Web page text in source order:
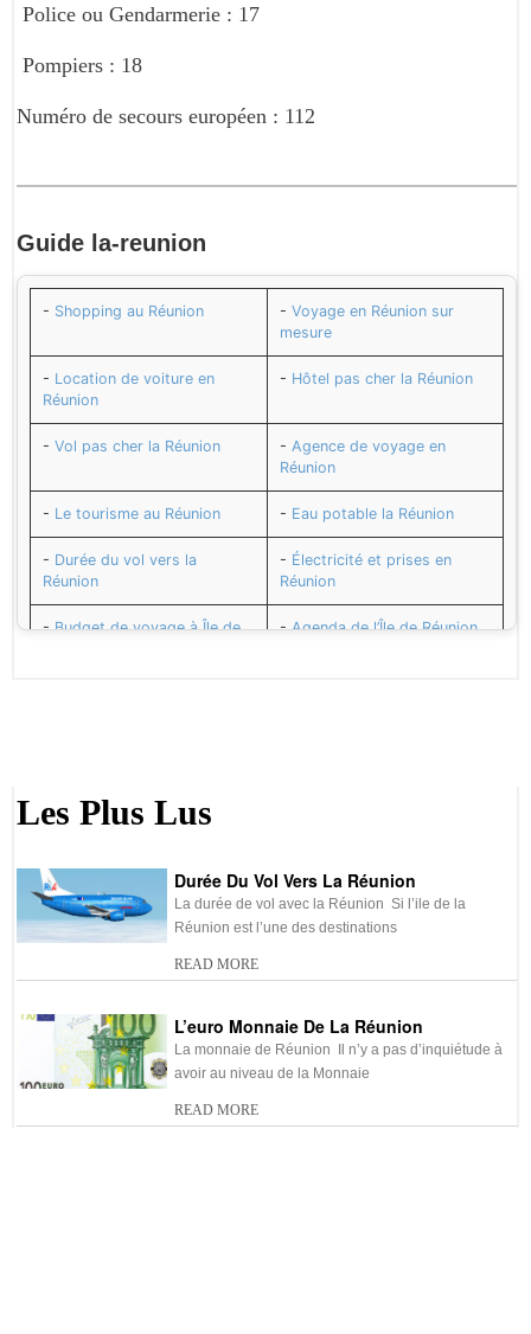
Police ou Gendarmerie : 17
Pompiers : 18
Numéro de secours européen : 112
Guide la-reunion
- Shopping au Réunion - Voyage en Réunion sur
mesure
- Location de voiture en
Réunion
- Hôtel pas cher la Réunion
- Vol pas cher la Réunion - Agence de voyage en
Réunion
- Le tourisme au Réunion - Eau potable la Réunion
- Durée du vol vers la
Réunion
- Électricité et prises en
Réunion
-Budget de voyage à Île de
-Agenda de l’Île de Réunion
-Adresses utiles la Réunion
-Transport en Réunion -La musique réunionnaise
-La cuisine réunionnaise :
spécialités de la Réunion
-Histoire de la Réunion
Climat de la Réunion -Saint Gilles Les Bains la
Réunion
-Saint Denis la Réunion -Carte de la Réunion
Les Plus Lus
Durée Du Vol Vers La Réunion
La durée de vol avec la Réunion Si l’ile de la
Réunion est l’une des destinations
READ MORE
L’euro Monnaie De La Réunion
La monnaie de Réunion Il n’y a pas d’inquiétude à
avoir au niveau de la Monnaie
READ MORE